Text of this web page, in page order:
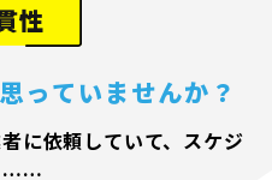
性
っていませんか ？
に依頼していて、スケジ
……